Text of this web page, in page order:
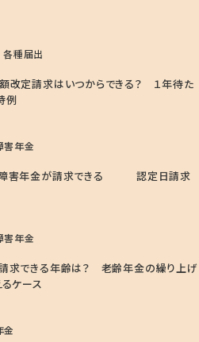
種届出
改定請求はいつからできる？ １年待た
例
害年金
障害年金が請求できる 認定日請求
害年金
求できる年齢は？ 老齢年金の繰り上げ
るケース
金